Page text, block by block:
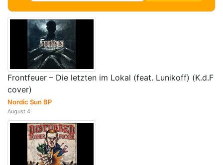
Frontfeuer – Die letzten im Lokal (feat. Lunikoff) (K.d.F
cover)
Nordic Sun BP
August 4.